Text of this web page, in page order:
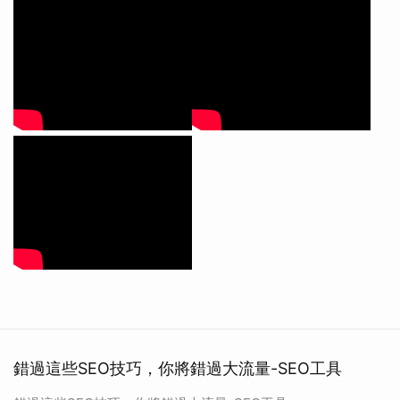
錯過這些SEO技巧，你將錯過大流量-SEO工具